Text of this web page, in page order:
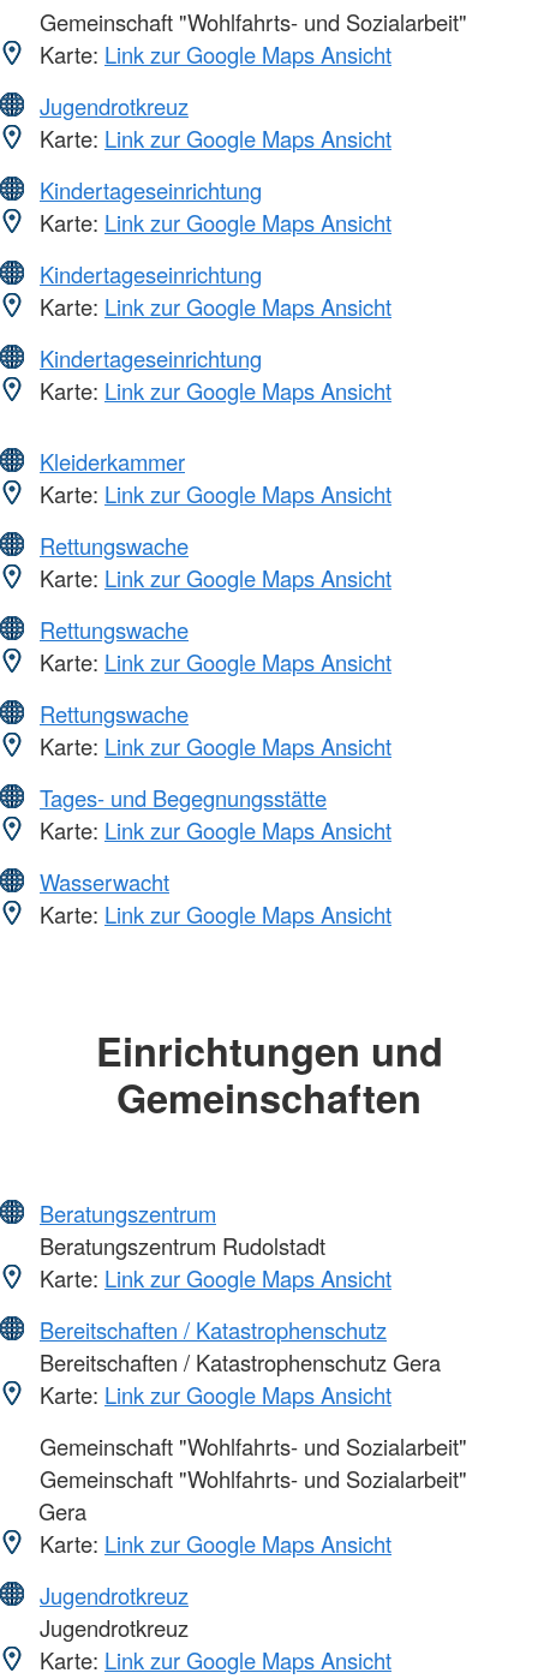
Gemeinschaft "Wohlfahrts- und Sozialarbeit"
Karte: Link zur Google Maps Ansicht
Jugendrotkreuz
Karte: Link zur Google Maps Ansicht
Kindertageseinrichtung
Karte: Link zur Google Maps Ansicht
Kindertageseinrichtung
Karte: Link zur Google Maps Ansicht
Kindertageseinrichtung
Karte: Link zur Google Maps Ansicht
Kleiderkammer
Karte: Link zur Google Maps Ansicht
Rettungswache
Karte: Link zur Google Maps Ansicht
Rettungswache
Karte: Link zur Google Maps Ansicht
Rettungswache
Karte: Link zur Google Maps Ansicht
Tages- und Begegnungsstätte
Karte: Link zur Google Maps Ansicht
Wasserwacht
Karte: Link zur Google Maps Ansicht
Einrichtungen und
Gemeinschaften
Beratungszentrum
Beratungszentrum Rudolstadt
Karte: Link zur Google Maps Ansicht
Bereitschaften / Katastrophenschutz
Bereitschaften / Katastrophenschutz Gera
Karte: Link zur Google Maps Ansicht
Gemeinschaft "Wohlfahrts- und Sozialarbeit"
Gemeinschaft "Wohlfahrts- und Sozialarbeit"
Gera
Karte: Link zur Google Maps Ansicht
Jugendrotkreuz
Jugendrotkreuz
Karte: Link zur Google Maps Ansicht